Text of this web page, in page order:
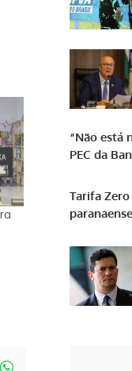
“Não está
PEC da
Tarifa